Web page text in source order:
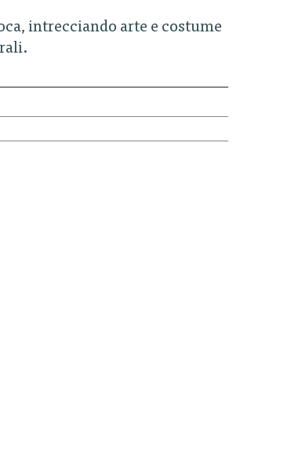
intrecciando arte e costume